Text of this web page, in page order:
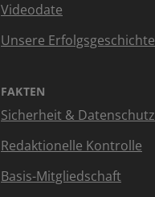
Videodate
Unsere
FAKTEN
Sicherheit & Datenschutz
Redaktionelle Kontrolle
Basis-Mitgliedschaft